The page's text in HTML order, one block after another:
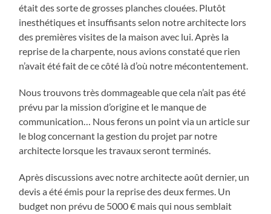
était des sorte de grosses planches clouées. Plutôt
inesthétiques et insuffisants selon notre architecte lors
des premières visites de la maison avec lui. Après la
reprise de la charpente, nous avions constaté que rien
n’avait été fait de ce côté là d’où notre mécontentement.
Nous trouvons très dommageable que cela n’ait pas été
prévu par la mission d’origine et le manque de
communication… Nous ferons un point via un article sur
le blog concernant la gestion du projet par notre
architecte lorsque les travaux seront terminés.
Après discussions avec notre architecte août dernier, un
devis a été émis pour la reprise des deux fermes. Un
budget non prévu de 5000 € mais qui nous semblait